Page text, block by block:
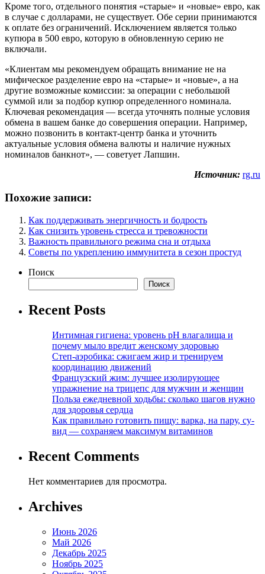
Кроме того, отдельного понятия «старые» и «новые» евро, как
в случае с долларами, не существует. Обе серии принимаются
к оплате без ограничений. Исключением является только
купюра в 500 евро, которую в обновленную серию не
включали.
«Клиентам мы рекомендуем обращать внимание не на
мифическое разделение евро на «старые» и «новые», а на
другие возможные комиссии: за операции с небольшой
суммой или за подбор купюр определенного номинала.
Ключевая рекомендация — всегда уточнять полные условия
обмена в вашем банке до совершения операции. Например,
можно позвонить в контакт-центр банка и уточнить
актуальные условия обмена валюты и наличие нужных
номиналов банкнот», — советует Лапшин.
Источник: rg.ru
Похожие записи:
Как поддерживать энергичность и бодрость
Как снизить уровень стресса и тревожности
Важность правильного режима сна и отдыха
Советы по укреплению иммунитета в сезон простуд
Поиск
Поиск
Recent Posts
Интимная гигиена: уровень pH влагалища и
почему мыло вредит женскому здоровью
Степ-аэробика: сжигаем жир и тренируем
координацию движений
Французский жим: лучшее изолирующее
упражнение на трицепс для мужчин и женщин
Польза ежедневной ходьбы: сколько шагов нужно
для здоровья сердца
Как правильно готовить пищу: варка, на пару, су-
вид — сохраняем максимум витаминов
Recent Comments
Нет комментариев для просмотра.
Archives
Июнь 2026
Май 2026
Декабрь 2025
Ноябрь 2025